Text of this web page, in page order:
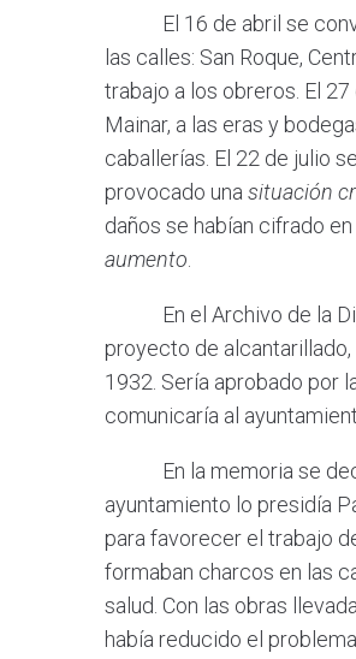
El 16 de abril se
las calles: San Roque,
trabajo a los obreros. El
Mainar, a las eras y
caballerías. El 22 de julio
provocado una situación
daños se habían cifrado
aumento.
En el Archivo de la
proyecto de alcantarillado,
1932. Sería aprobado por
comunicaría al
En la memoria se decía
ayuntamiento lo presidía
para favorecer el trabajo
formaban charcos en las
salud. Con las obras
había reducido el